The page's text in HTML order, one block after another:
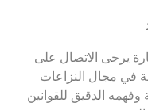
يرجى الاتصال على
في مجال النزاعات
وفهمه الدقيق للقوانين